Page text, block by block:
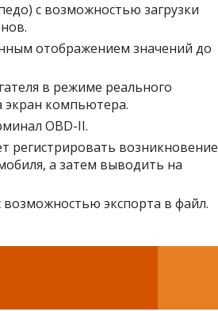
с возможностью загрузки
отображением значений до
в режиме реального
компьютера.
OBD-II.
регистрировать возникновение
а затем выводить на
экспорта в файл.